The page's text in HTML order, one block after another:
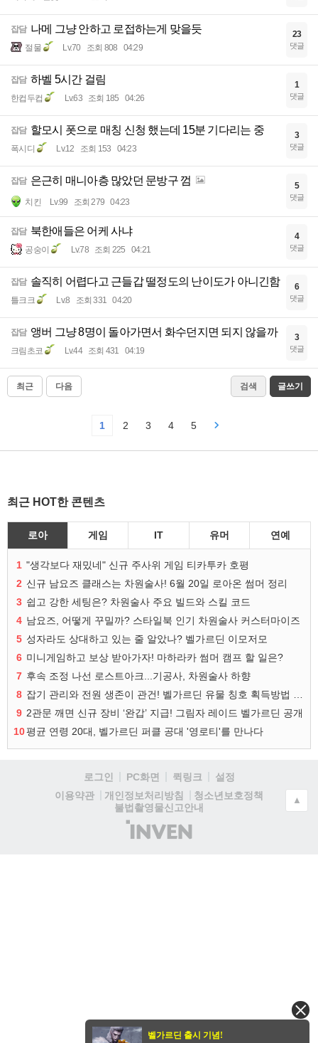
잡담 나메 그냥 안하고 로접하는게 맞을듯
절물 Lv.70 조회 808 04:29
23
댓글
잡담 하벨 5시간 걸림
한컵두컵 Lv.63 조회 185 04:26
1
댓글
잡담 할모시 폿으로 매칭 신청 했는데 15분 기다리는 중
폭시디 Lv.12 조회 153 04:23
3
댓글
잡담 은근히 매니아층 많았던 문방구 껌
치킨 Lv.99 조회 279 04:23
5
댓글
잡담 북한애들은 어케 사냐
공숭이 Lv.78 조회 225 04:21
4
댓글
잡담 솔직히 어렵다고 근들갑 떨정도의 난이도가 아니긴함
틀크크 Lv.8 조회 331 04:20
6
댓글
잡담 앵버 그냥 8명이 돌아가면서 화수던지면 되지 않을까
크림초코 Lv.44 조회 431 04:19
3
댓글
최근 다음 검색 글쓰기
1 2 3 4 5
최근 HOT한 콘텐츠
로아 게임 IT 유머 연예
1 "생각보다 재밌네" 신규 주사위 게임 티카투카 호평
2 신규 남요즈 클래스는 차원술사! 6월 20일 로아온 썸머 정리
3 쉽고 강한 세팅은? 차원술사 주요 빌드와 스킬 코드
4 남요즈, 어떻게 꾸밀까? 스타일북 인기 차원술사 커스터마이즈
5 성자라도 상대하고 있는 줄 알았나? 벨가르딘 이모저모
6 미니게임하고 보상 받아가자! 마하라카 썸머 캠프 할 일은?
7 후속 조정 나선 로스트아크...기공사, 차원술사 하향
8
9 2관문 깨면 신규 장비 ‘완갑’ 지급! 그림자 레이드 벨가르딘 공개
10평균 연령 20대, 벨가르딘 퍼클 공대 '영로티'를 만나다
로그인 PC화면 퀵링크
설정
이용약관
개인정보처리방침
청소년보호정책
불법촬영물신고안내
(주)
인
▲
벨가르딘 출시 기념!